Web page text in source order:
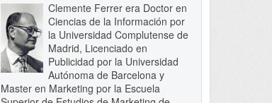
Clemente Ferrer era Doctor en
Ciencias de la Información por
la Universidad Complutense de
Madrid, Licenciado en
Publicidad por la Universidad
Autónoma de Barcelona y
Master en Marketing por la Escuela